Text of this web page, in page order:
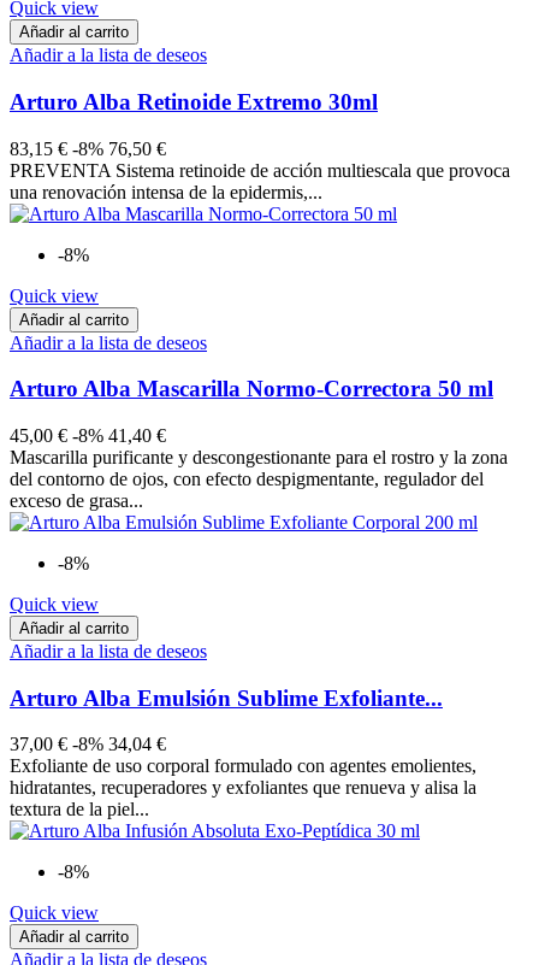
Quick view
Añadir al carrito
Añadir a la lista de deseos
Arturo Alba Retinoide Extremo 30ml
83,15 € -8% 76,50 €
PREVENTA Sistema retinoide de acción multiescala que provoca
una renovación intensa de la epidermis,...
-8%
Quick view
Añadir al carrito
Añadir a la lista de deseos
Arturo Alba Mascarilla Normo-Correctora 50 ml
45,00 € -8% 41,40 €
Mascarilla purificante y descongestionante para el rostro y la zona
del contorno de ojos, con efecto despigmentante, regulador del
exceso de grasa...
-8%
Quick view
Añadir al carrito
Añadir a la lista de deseos
Arturo Alba Emulsión Sublime Exfoliante...
37,00 € -8% 34,04 €
Exfoliante de uso corporal formulado con agentes emolientes,
hidratantes, recuperadores y exfoliantes que renueva y alisa la
textura de la piel...
-8%
Quick view
Añadir al carrito
Añadir a la lista de deseos